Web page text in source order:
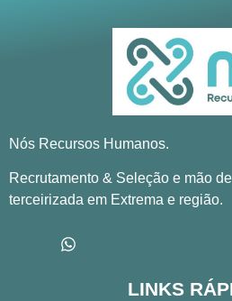
Nós Recursos Humanos.
Recrutamento & Seleção e mão
terceirizada em Extrema e região.
LINKS